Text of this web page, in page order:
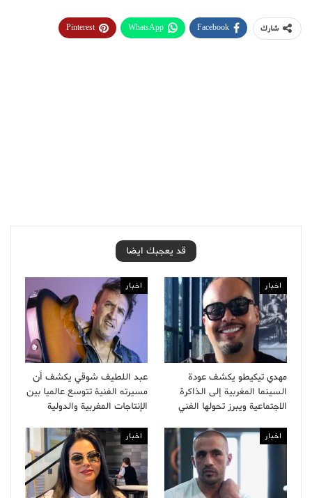
شارك Facebook
WhatsApp
Pinterest
قد يعجبك ايضا
اخبار
مهدي تيكيطو يكشف عودة
السينما المغربية إلى الذاكرة
الاجتماعية ويبرز تحولها الفني
اخبار
عبد اللطيف شوقي يكشف أن
مسيرته الفنية تتوسع عالميا بين
الإنتاجات المغربية والدولية
اخبار اخبار